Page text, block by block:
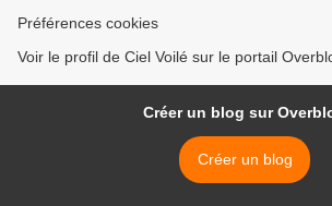
Préférences cookies
Voir le profil de Ciel Voilé sur le portail
Créer un blog sur
Créer un blog